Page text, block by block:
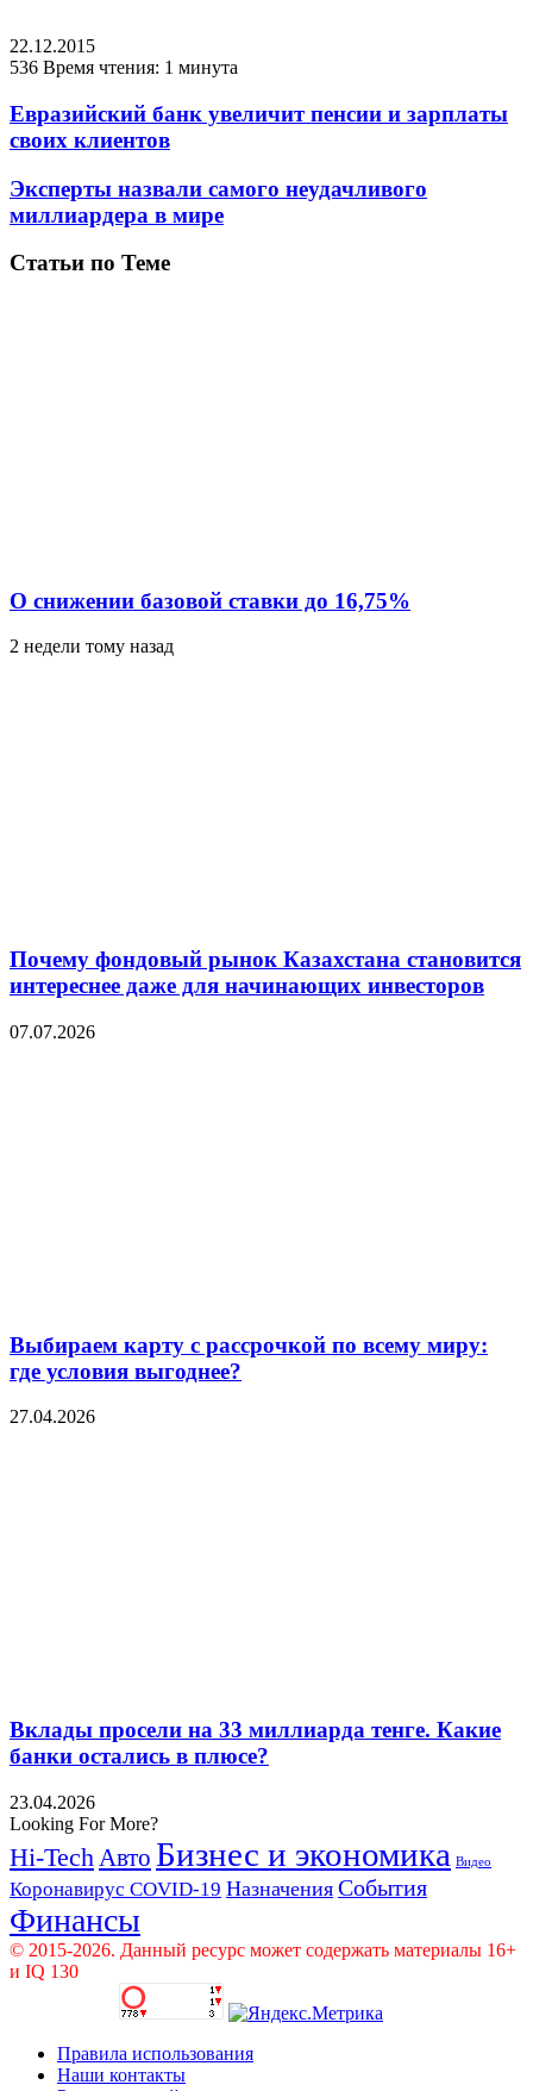
22.12.2015
536 Время чтения: 1 минута
Евразийский банк увеличит пенсии и зарплаты
своих клиентов
Эксперты назвали самого неудачливого
миллиардера в мире
Статьи по Теме
О снижении базовой ставки до 16,75%
2 недели тому назад
Почему фондовый рынок Казахстана становится
интереснее даже для начинающих инвесторов
07.07.2026
Выбираем карту с рассрочкой по всему миру:
где условия выгоднее?
27.04.2026
Вклады просели на 33 миллиарда тенге. Какие
банки остались в плюсе?
23.04.2026
Looking For More?
Hi-Tech Авто Бизнес и экономика Видео
Коронавирус COVID-19 Назначения События
Финансы
© 2015-2026. Данный ресурс может содержать материалы 16+
и IQ 130
Правила использования
Наши контакты